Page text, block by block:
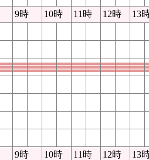
9時 10時 11時 12時
13
9時 10時 11時 12時
13